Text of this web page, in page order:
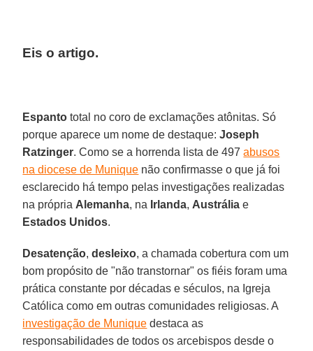
Eis o artigo.
Espanto total no coro de exclamações atônitas. Só
porque aparece um nome de destaque:Joseph
Ratzinger. Como se a horrenda lista de 497abusos
na diocese de Munique não confirmasse o que já foi
esclarecido há tempo pelas investigações realizadas
na própria Alemanha, na Irlanda, Austrália e
Estados Unidos.
Desatenção,desleixo, a chamada cobertura com um
bom propósito de "não transtornar" os fiéis foram uma
prática constante por décadas e séculos, na Igreja
Católica como em outras comunidades religiosas. A
investigação de Munique destaca as
responsabilidades de todos os arcebispos desde o